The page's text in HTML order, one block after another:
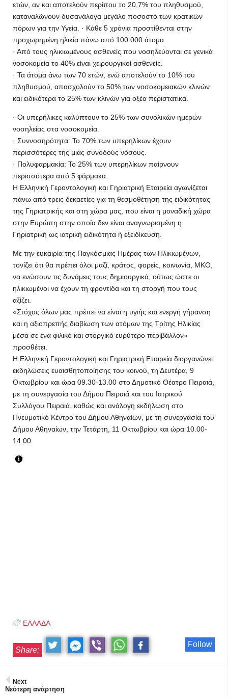
ετών, αν και αποτελούν περίπου το 20,7% του πληθυσμού,
καταναλώνουν δυσανάλογα μεγάλο ποσοστό των κρατικών
πόρων για την Υγεία. · Κάθε 5 χρόνια προστίθενται στην
προχωρημένη ηλικία πάνω από 100.000 άτομα.
· Από τους ηλικιωμένους ασθενείς που νοσηλεύονται σε γενικά
νοσοκομεία το 40% είναι χειρουργικοί ασθενείς.
· Τα άτομα άνω των 70 ετών, ενώ αποτελούν το 10% του
πληθυσμού, απασχολούν το 50% των νοσοκομειακών κλινών
και ειδικότερα το 25% των κλινών για οξέα περιστατικά.
· Οι υπερήλικες καλύπτουν το 25% των συνολικών ημερών
νοσηλείας στα νοσοκομεία.
· Συννοσηρότητα: Το 70% των υπερηλίκων έχουν
περισσότερες της μιας συνοδούς νόσους.
· Πολυφαρμακία: Το 25% των υπερηλίκων παίρνουν
περισσότερα από 5 φάρμακα.
Η Ελληνική Γεροντολογική και Γηριατρική Εταιρεία αγωνίζεται
πάνω από τρεις δεκαετίες για τη θεσμοθέτηση της ειδικότητας
της Γηριατρικής και στη χώρα μας, που είναι η μοναδική χώρα
στην Ευρώπη στην οποία δεν είναι αναγνωρισμένη η
Γηριατρική ως ιατρική ειδικότητα ή εξειδίκευση.
Με την ευκαιρία της Παγκόσμιας Ημέρας των Ηλικιωμένων,
τονίζει ότι θα πρέπει όλοι μαζί, κράτος, φορείς, κοινωνία, ΜΚΟ,
να ενώσουν τις δυνάμεις τους δημιουργικά, ούτως ώστε οι
ηλικιωμένοι να έχουν τη φροντίδα και τη στοργή που τους
αξίζει.
«Στόχος όλων μας πρέπει να είναι η υγιής και ενεργή γήρανση
και η αξιοπρεπής διαβίωση των ατόμων της Τρίτης Ηλικίας
μέσα σε ένα φιλικό και στοργικό ευρύτερο περιβάλλον»
προσθέτει.
Η Ελληνική Γεροντολογική και Γηριατρική Εταιρεία διοργανώνει
εκδηλώσεις ευαισθητοποίησης του κοινού, τη Δευτέρα, 9
Οκτωβρίου και ώρα 09.30-13.00 στο Δημοτικό Θέατρο Πειραιά,
με τη συνεργασία του Δήμου Πειραιά και του Ιατρικού
Συλλόγου Πειραιά, καθώς και ανάλογη εκδήλωση στο
Πνευματικό Κέντρο του Δήμου Αθηναίων, με τη συνεργασία του
Δήμου Αθηναίων, την Τετάρτη, 11 Οκτωβρίου και ώρα 10.00-
14.00.
ΕΛΛΑΔΑ
Follow
Share:
Next
Νεότερη ανάρτηση